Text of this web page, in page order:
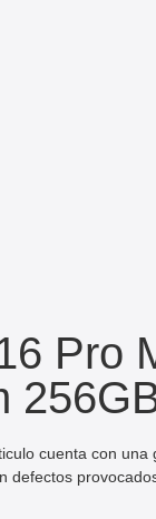
Pro
cuenta con
defectos